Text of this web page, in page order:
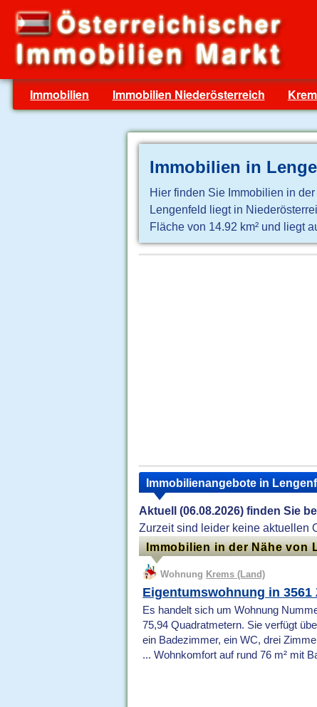
Immobilien Immobilien Niederösterreich
Immobilien in
Hier finden Sie Immobilien in der
Lengenfeld liegt in
Fläche von 14.92 km² und liegt
Immobilienangebote in
Aktuell (06.08.2026) finden Sie
Zurzeit sind leider keine aktuellen
Immobilien in der Nähe von
Wohnung Krems (Land)
Eigentumswohnung in 3561
Es handelt sich um Wohnung
75,94 Quadratmetern. Sie verfügt
ein Badezimmer, ein WC, drei
... Wohnkomfort auf rund 76 m² mit